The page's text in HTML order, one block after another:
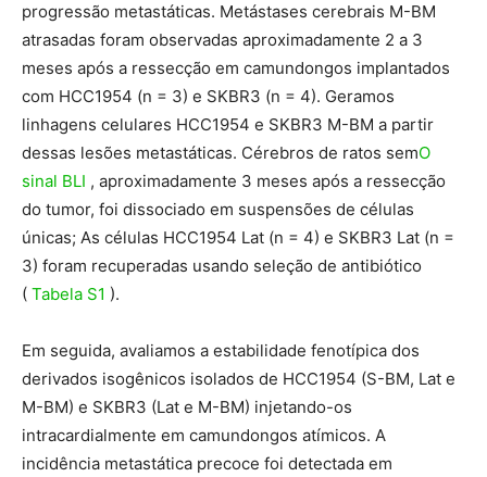
progressão metastáticas. Metástases cerebrais M-BM
atrasadas foram observadas aproximadamente 2 a 3
meses após a ressecção em camundongos implantados
com HCC1954 (n = 3) e SKBR3 (n = 4). Geramos
linhagens celulares HCC1954 e SKBR3 M-BM a partir
dessas lesões metastáticas. Cérebros de ratos semO
sinal BLI , aproximadamente 3 meses após a ressecção
do tumor, foi dissociado em suspensões de células
únicas; As células HCC1954 Lat (n = 4) e SKBR3 Lat (n =
3) foram recuperadas usando seleção de antibiótico
( Tabela S1 ).
Em seguida, avaliamos a estabilidade fenotípica dos
derivados isogênicos isolados de HCC1954 (S-BM, Lat e
M-BM) e SKBR3 (Lat e M-BM) injetando-os
intracardialmente em camundongos atímicos. A
incidência metastática precoce foi detectada em